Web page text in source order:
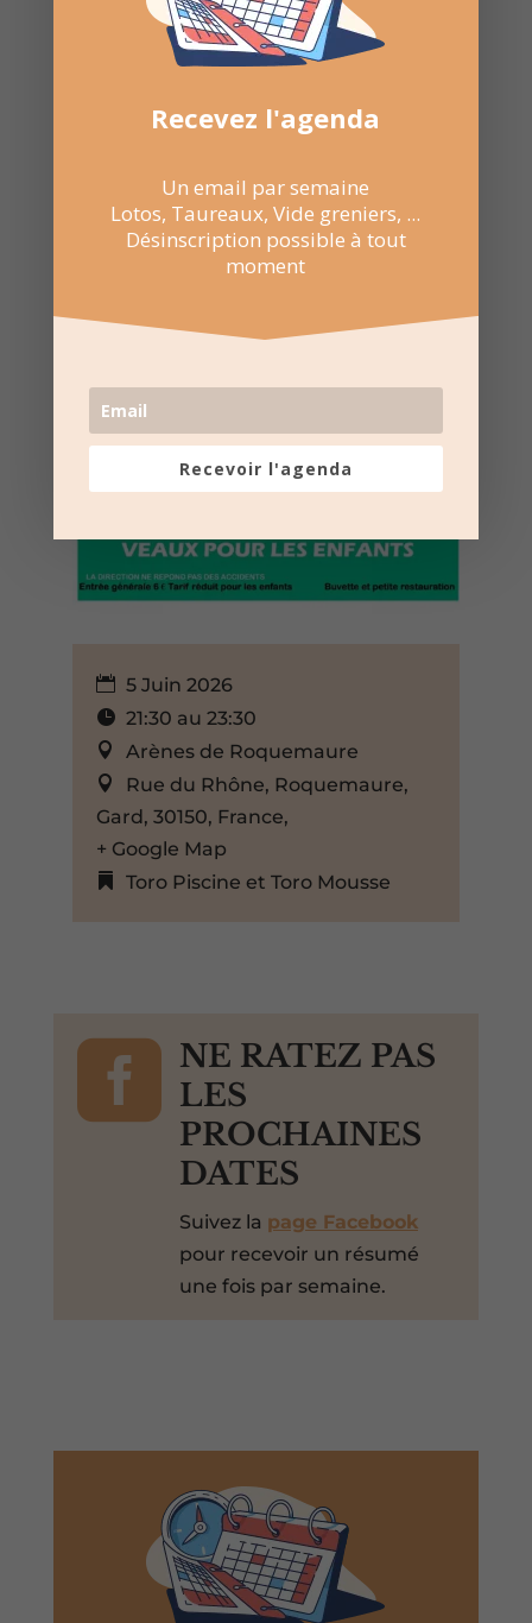
Nombre de consultations : 774
5 Juin 2026
21:30 au 23:30
Arènes de Roquemaure
Rue du Rhône, Roquemaure,
Gard, 30150, France,
+ Google Map
Toro Piscine et Toro Mousse

NE RATEZ PAS
LES
PROCHAINES
DATES
Suivez la page Facebook
pour recevoir un résumé
une fois par semaine.
Recevez l'agenda
Un email par semaine
Lotos, Taureaux, Vide greniers, ...
Désinscription possible à tout
moment
Recevoir l'agenda